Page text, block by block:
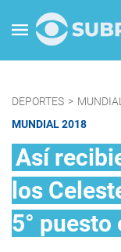
DEPORTES >
MUNDIAL 2018
Así
los
5° puesto